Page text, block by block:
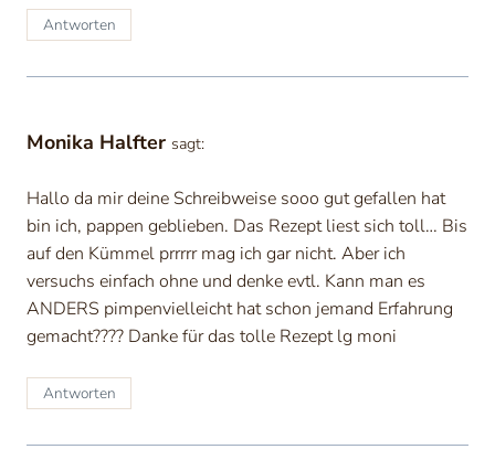
Antworten
Monika Halfter sagt:
Hallo da mir deine Schreibweise sooo gut gefallen hat
bin ich, pappen geblieben. Das Rezept liest sich toll… Bis
auf den Kümmel prrrrr mag ich gar nicht. Aber ich
versuchs einfach ohne und denke evtl. Kann man es
ANDERS pimpenvielleicht hat schon jemand Erfahrung
gemacht???? Danke für das tolle Rezept lg moni
Antworten